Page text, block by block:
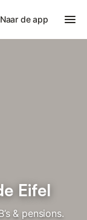
Naar de app
Eifel
& pensions.